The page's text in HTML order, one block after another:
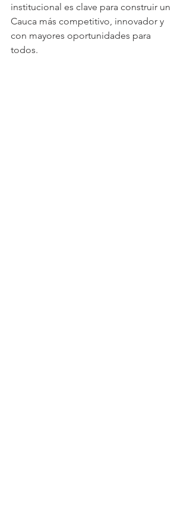
institucional es clave para construir un
Cauca más competitivo, innovador y
con mayores oportunidades para
todos.